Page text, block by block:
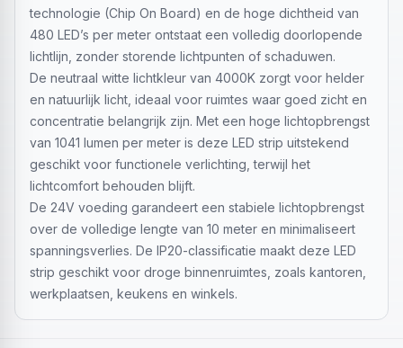
technologie (Chip On Board) en de hoge dichtheid van
480 LED’s per meter ontstaat een volledig doorlopende
lichtlijn, zonder storende lichtpunten of schaduwen.
De neutraal witte lichtkleur van 4000K zorgt voor helder
en natuurlijk licht, ideaal voor ruimtes waar goed zicht en
concentratie belangrijk zijn. Met een hoge lichtopbrengst
van 1041 lumen per meter is deze LED strip uitstekend
geschikt voor functionele verlichting, terwijl het
lichtcomfort behouden blijft.
De 24V voeding garandeert een stabiele lichtopbrengst
over de volledige lengte van 10 meter en minimaliseert
spanningsverlies. De IP20-classificatie maakt deze LED
strip geschikt voor droge binnenruimtes, zoals kantoren,
werkplaatsen, keukens en winkels.